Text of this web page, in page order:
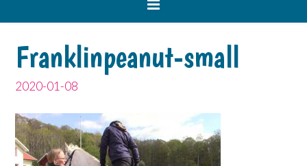
Franklinpeanut-small
2020-01-08